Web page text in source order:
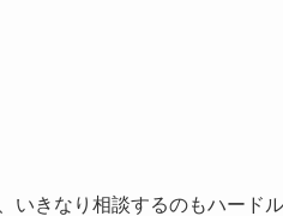
いきなり相談するのもハード